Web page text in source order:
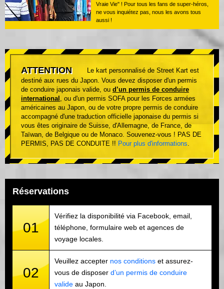
Vraie Vie" ! Pour tous les fans de super-héros,
ne vous inquiétez pas, nous les avons tous
aussi !
ATTENTION
Le kart personnalisé de Street Kart est
destiné aux rues du Japon. Vous devez disposer d'un permis
de conduire japonais valide, ou d’un permis de conduire
international
, ou d'un permis SOFA pour les Forces armées
américaines au Japon, ou de votre propre permis de conduire
accompagné d'une traduction officielle japonaise du permis si
vous êtes originaire de Suisse, d'Allemagne, de France, de
Taïwan, de Belgique ou de Monaco. Souvenez-vous ! PAS DE
PERMIS, PAS DE CONDUITE !! Pour plus d'informations
Réservations
01
Vérifiez la disponibilité via Facebook, email,
téléphone, formulaire web et agences de
voyage locales.
02
Veuillez accepter nos conditions et assurez-
vous de disposer d’un permis de conduire
valide au Japon.